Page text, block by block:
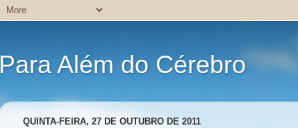
Para Além do Cérebro
QUINTA-FEIRA, 27 DE OUTUBRO DE 2011